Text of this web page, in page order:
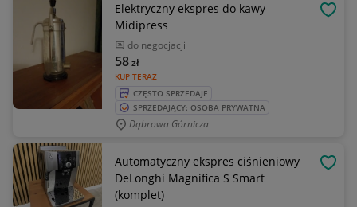
Elektryczny ekspres do kawy
Midipress
do negocjacji
KUP TERAZ
58zł
CZĘSTO SPRZEDAJE
SPRZEDAJĄCY: OSOBA PRYWATNA
Dąbrowa Górnicza
Automatyczny ekspres ciśnieniowy
DeLonghi Magnifica S Smart
(komplet)